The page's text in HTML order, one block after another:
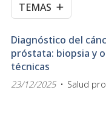
TEMAS
Diagnóstico del
próstata: biopsia y
técnicas
23/12/2025 Salud